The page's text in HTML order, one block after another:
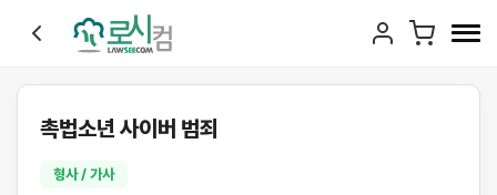
촉법소년 사이버 범죄
형사 / 가사